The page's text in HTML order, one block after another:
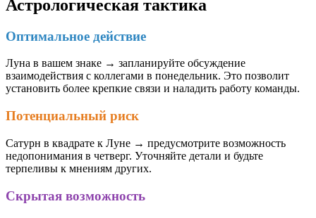
Астрологическая тактика
Оптимальное действие
Луна в вашем знаке → запланируйте обсуждение
взаимодействия с коллегами в понедельник. Это позволит
установить более крепкие связи и наладить работу команды.
Потенциальный риск
Сатурн в квадрате к Луне → предусмотрите возможность
недопонимания в четверг. Уточняйте детали и будьте
терпеливы к мнениям других.
Скрытая возможность